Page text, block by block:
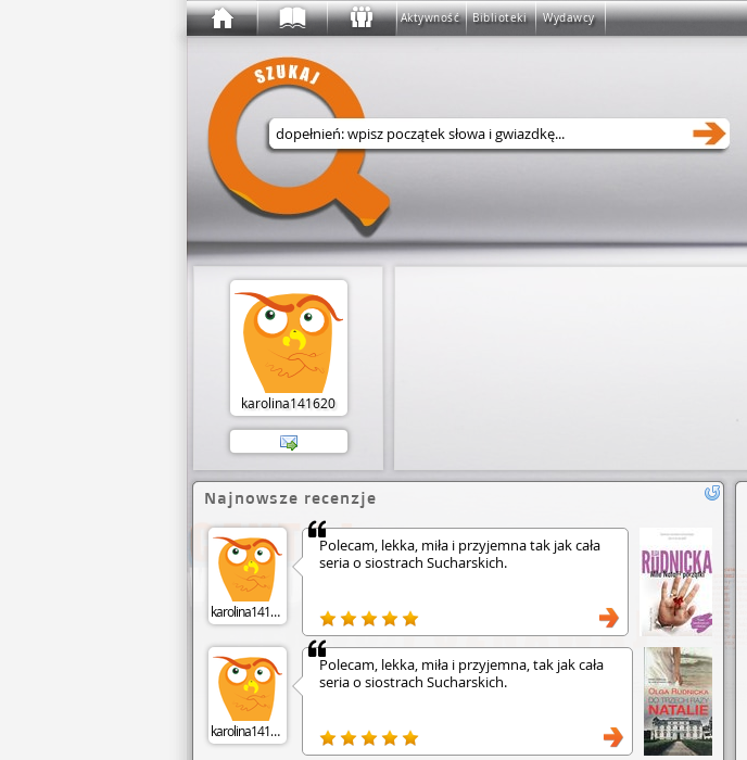
Aktywność Biblioteki Wydawcy
Wyszukaj w serwisie
karolina141620
Najnowsze recenzje
karolina141620
Polecam, lekka, miła i przyjemna tak jak cała
seria o siostrach Sucharskich.
karolina141620
Polecam, lekka, miła i przyjemna, tak jak cała
seria o siostrach Sucharskich.